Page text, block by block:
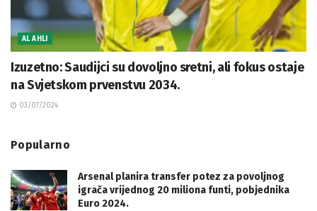
AL AHLI
Izuzetno: Saudijci su dovoljno sretni, ali fokus ostaje
na Svjetskom prvenstvu 2034.
03/07/2024
Popularno
Arsenal planira transfer potez za povoljnog
igrača vrijednog 20 miliona funti, pobjednika
Euro 2024.